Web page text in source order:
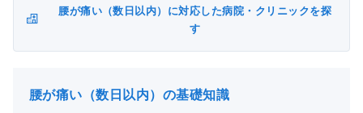
腰が痛い（数日以内）に対応した病院・クリニックを探
す
腰が痛い（数日以内）の基礎知識